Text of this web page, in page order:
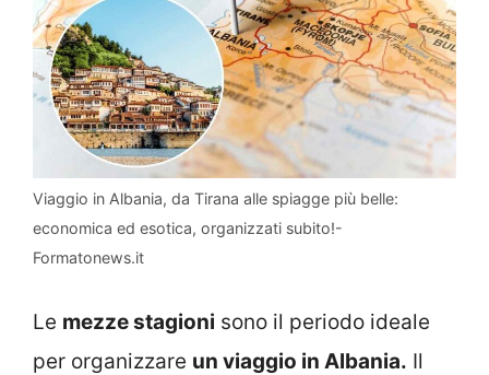
Viaggio in Albania, da Tirana alle spiagge più belle:
economica ed esotica, organizzati subito!-
Formatonews.it
Le mezze stagioni sono il periodo ideale
per organizzare un viaggio in Albania. Il